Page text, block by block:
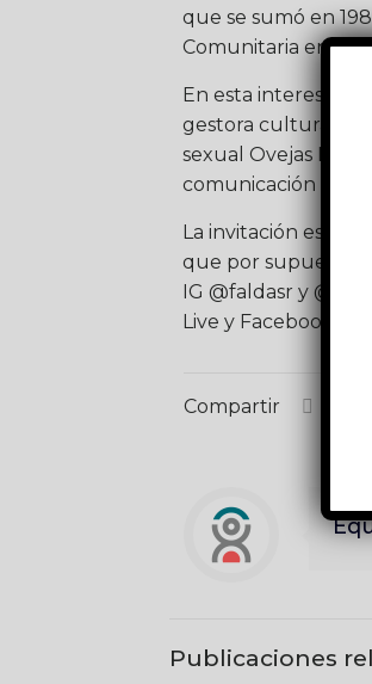
que se sumó en
Comunitaria en
En esta
gestora cultural
sexual Ovejas
comunicación en el
La invitación está
que por supuesto
IG @faldasr y
Live y Facebook
Compartir
Publicaciones